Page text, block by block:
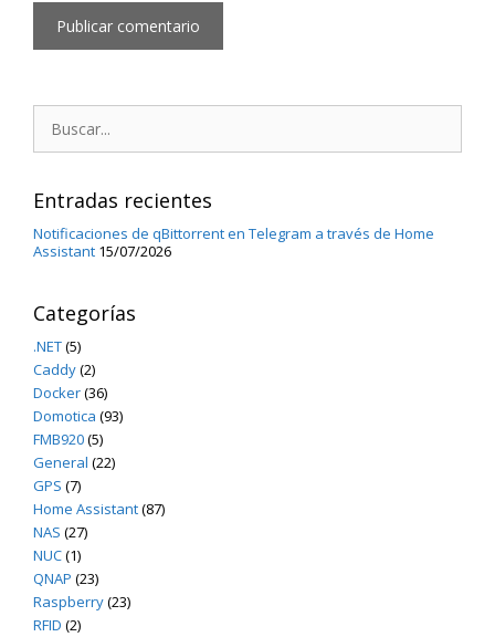
Buscar:
Entradas recientes
Notificaciones de qBittorrent en Telegram a través de Home
Assistant 15/07/2026
Categorías
.NET(5)
Caddy(2)
Docker(36)
Domotica (93)
FMB920(5)
General (22)
GPS (7)
Home Assistant(87)
NAS (27)
NUC(1)
QNAP (23)
Raspberry(23)
RFID (2)